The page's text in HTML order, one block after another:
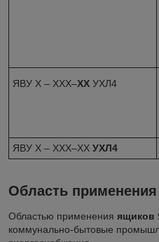
ЯВУ Х – ХХХ–ХХ УХЛ4
ЯВУ Х – ХХХ–ХХ УХЛ4
Область применения
Областью применения ящиков
коммунально-бытовые